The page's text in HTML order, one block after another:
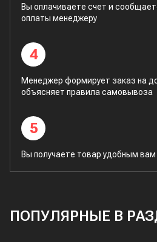
Вы оплачиваете счет и
оплаты менеджеру
4
Менеджер формирует заказ на
объясняет правила самовывоза
5
Вы получаете товар удобным
ПОПУЛЯРНЫЕ В